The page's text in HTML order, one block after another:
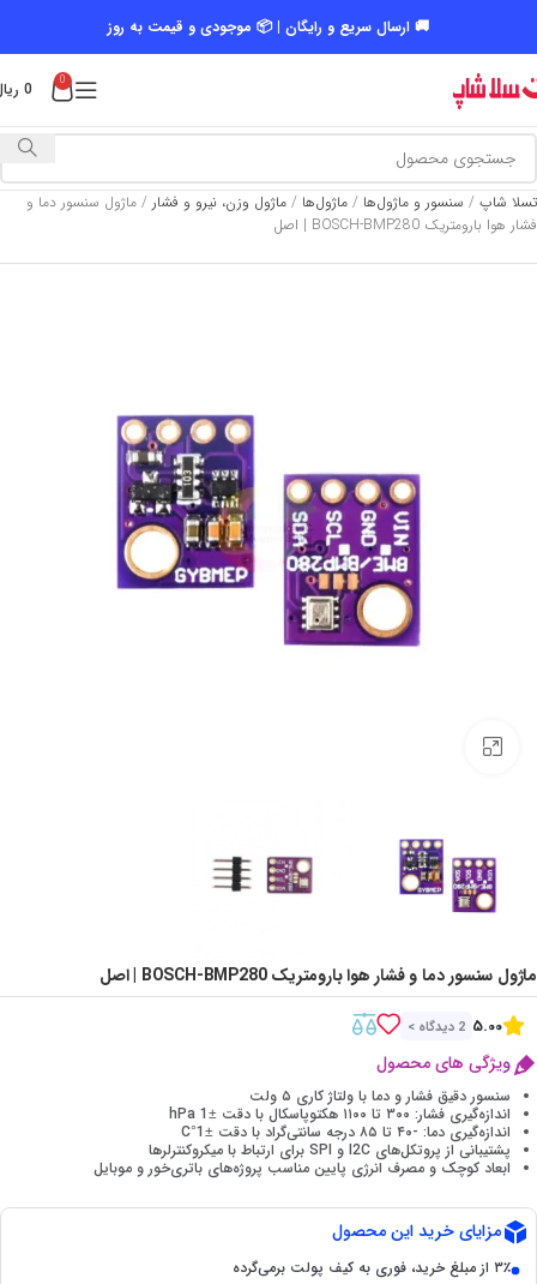
🚚 ارسال سریع و رایگان | 📦 موجودی و قیمت به روز
0
0
تسلا شاپ / سنسور و ماژول‌ها / ماژول‌ها / ماژول وزن، نیرو و فشار / ماژول سنسور دما و
فشار هوا بارومتریک BOSCH-BMP280 | اصل
ماژول سنسور دما و فشار هوا بارومتریک BOSCH-BMP280 | اصل
5.00 2 دیدگاه >
ویژگی های محصول
سنسور دقیق فشار و دما با ولتاژ کاری ۵ ولت
اندازه‌گیری فشار: ۳۰۰ تا ۱۱۰۰ هکتوپاسکال با دقت ±1 hPa
اندازه‌گیری دما: -۴۰ تا ۸۵ درجه سانتی‌گراد با دقت ±1°C
پشتیبانی از پروتکل‌های I2C و SPI برای ارتباط با میکروکنترلرها
ابعاد کوچک و مصرف انرژی پایین مناسب پروژه‌های باتری‌خور و موبایل
مزایای خرید این محصول
۳٪ از مبلغ خرید، فوری به کیف پولت برمی‌گرده